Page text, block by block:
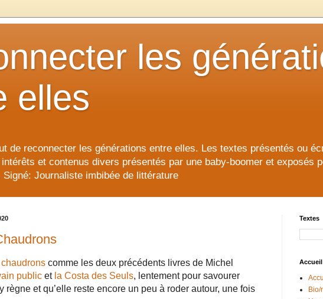
les
elles
de reconnecter les générations entre elles. Les textes présentés ou
et contenus divers présentés par une baby-boomer et exposés
Journaliste imbibée de littérature
comme les deux précédents livres de Michel
public et la Costa des Seuls, lentement pour savourer
règne et qu’elle reste encore un peu à roder autour, une fois
Textes
Accueil
Bio/